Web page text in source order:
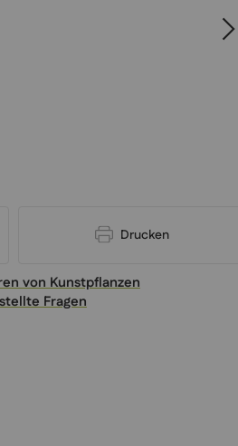
Drucken
von Kunstpflanzen
Fragen